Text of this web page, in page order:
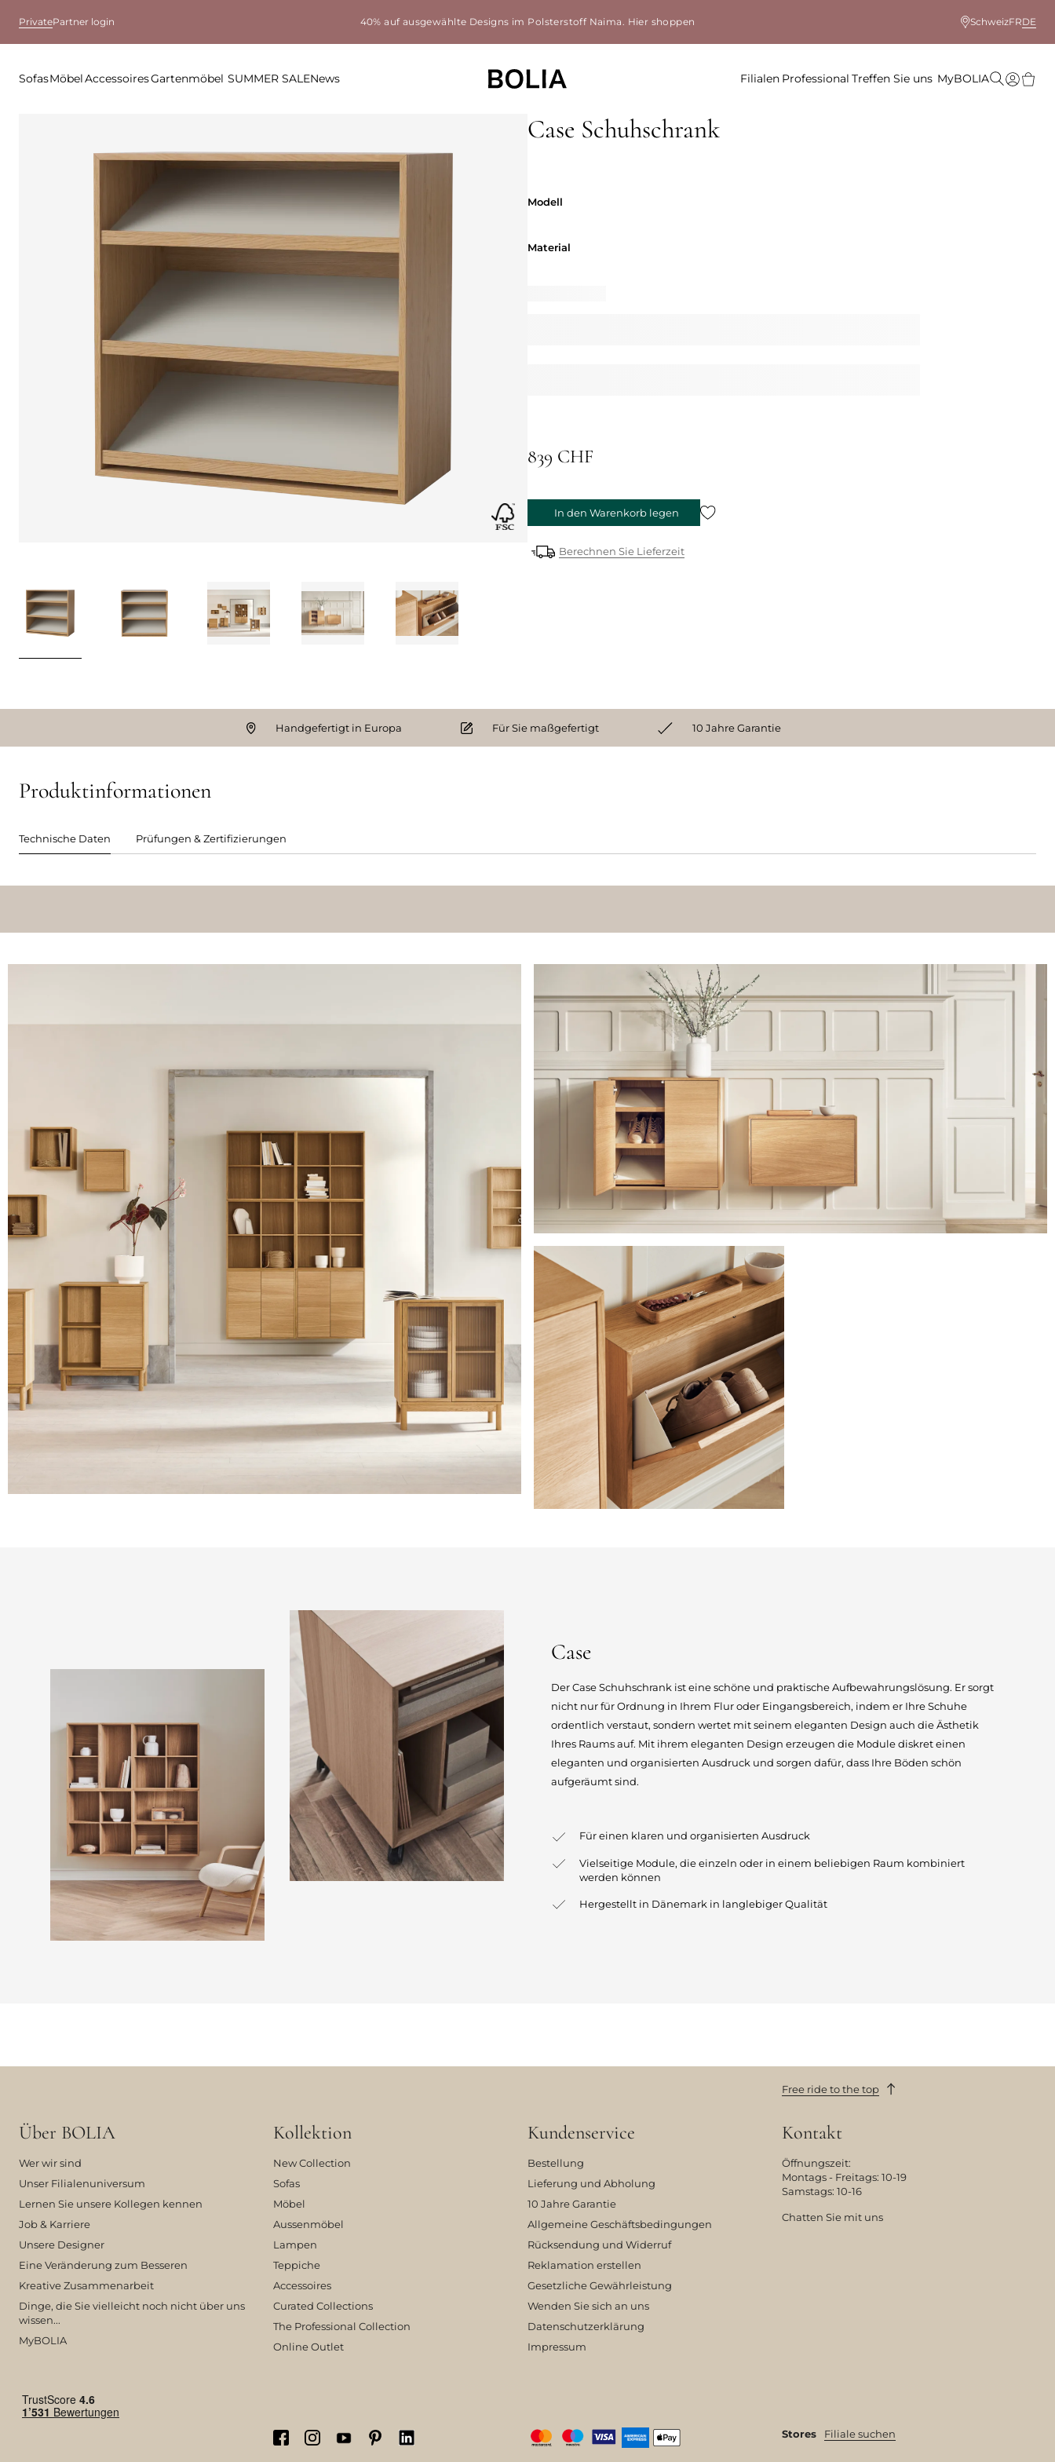
PrivatePartner login 40% auf ausgewählte Designs im Polsterstoff Naima. Hier shoppen SchweizFRDE
SofasMöbelAccessoiresGartenmöbel SUMMER SALENews Filialen Professional Treffen Sie uns MyBOLIA
Case Schuhschrank
Modell
Material
839 CHF
In den Warenkorb legen
Berechnen Sie Lieferzeit
Handgefertigt in Europa Für Sie maßgefertigt 10 Jahre Garantie
Produktinformationen
Technische Daten Prüfungen & Zertifizierungen
Case
Der Case Schuhschrank ist eine schöne und praktische Aufbewahrungslösung. Er sorgt
nicht nur für Ordnung in Ihrem Flur oder Eingangsbereich, indem er Ihre Schuhe
ordentlich verstaut, sondern wertet mit seinem eleganten Design auch die Ästhetik
Ihres Raums auf. Mit ihrem eleganten Design erzeugen die Module diskret einen
eleganten und organisierten Ausdruck und sorgen dafür, dass Ihre Böden schön
aufgeräumt sind.
Für einen klaren und organisierten Ausdruck
Vielseitige Module, die einzeln oder in einem beliebigen Raum kombiniert
werden können
Hergestellt in Dänemark in langlebiger Qualität
Free ride to the top
Über BOLIA
Wer wir sind
Unser Filialenuniversum
Lernen Sie unsere Kollegen kennen
Job & Karriere
Unsere Designer
Eine Veränderung zum Besseren
Kreative Zusammenarbeit
Dinge, die Sie vielleicht noch nicht über uns
wissen...
MyBOLIA
Kollektion
New Collection
Sofas
Möbel
Aussenmöbel
Lampen
Teppiche
Accessoires
Curated Collections
The Professional Collection
Online Outlet
Kundenservice
Bestellung
Lieferung und Abholung
10 Jahre Garantie
Allgemeine Geschäftsbedingungen
Rücksendung und Widerruf
Reklamation erstellen
Gesetzliche Gewährleistung
Wenden Sie sich an uns
Datenschutzerklärung
Impressum
Kontakt
Öffnungszeit:
Montags - Freitags: 10-19
Samstags: 10-16
Chatten Sie mit uns
Stores Filiale suchen